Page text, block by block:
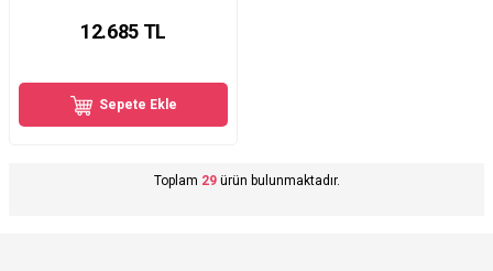
12.685TL
Sepete Ekle
Toplam 29ürün bulunmaktadır.